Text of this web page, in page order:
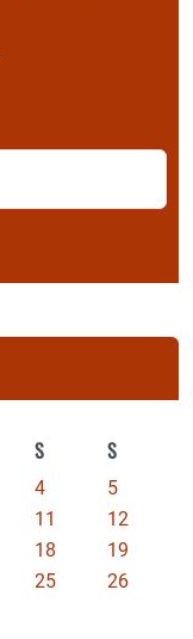
S S
4
5
11
12
18
19
25
26